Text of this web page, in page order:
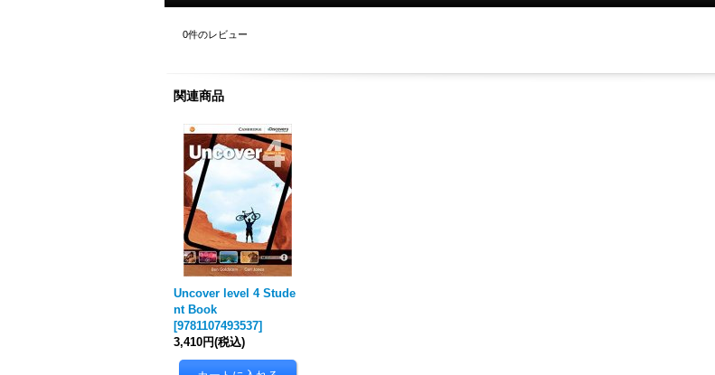
0件のレビュー
関連商品
Uncover level 4 Stude
nt Book
[9781107493537]
3,410円(税込)